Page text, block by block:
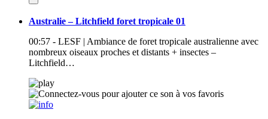
Australie – Litchfield foret tropicale 01
00:57 - LESF | Ambiance de foret tropicale australienne avec
nombreux oiseaux proches et distants + insectes –
Litchfield…